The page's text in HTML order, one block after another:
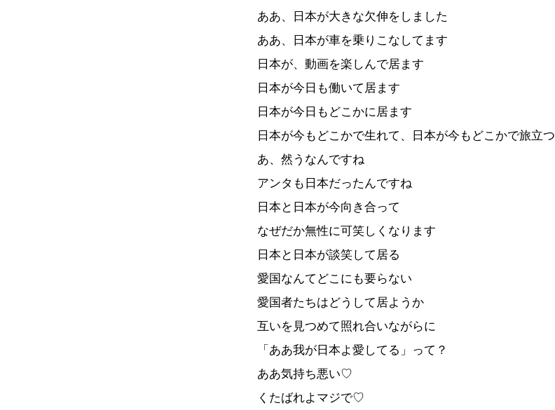
ああ、日本が大きな欠伸をしました
ああ、日本が車を乗りこなしてます
日本が、動画を楽しんで居ます
日本が今日も働いて居ます
日本が今日もどこかに居ます
日本が今もどこかで生れて、日本が今もどこかで旅立つ
あ、然うなんですね
アンタも日本だったんですね
日本と日本が今向き合って
なぜだか無性に可笑しくなります
日本と日本が談笑して居る
愛国なんてどこにも要らない
愛国者たちはどうして居ようか
互いを見つめて照れ合いながらに
「ああ我が日本よ愛してる」って？
ああ気持ち悪い♡
くたばれよマジで♡